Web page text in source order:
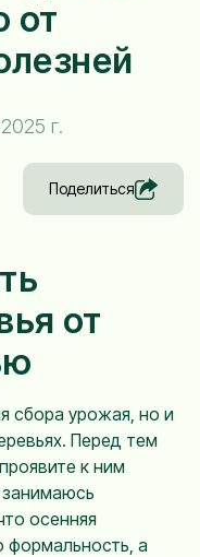
от
г.
Поделиться
от
сбора урожая, но и
Перед тем
к ним
осенняя
формальность, а